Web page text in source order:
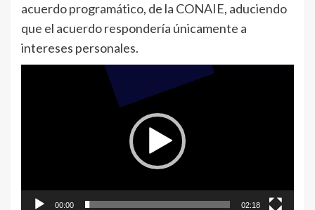
acuerdo programático, de la CONAIE, aduciendo
que el acuerdo respondería únicamente a
intereses personales.
00:00 02:18